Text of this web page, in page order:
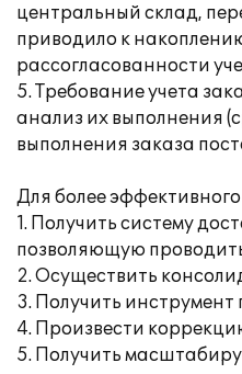
центральный склад,
приводило к
рассогласованности
5. Требование учета
анализ их выполнения
выполнения заказа
Для более
1. Получить систему
позволяющую
2. Осуществить
3. Получить
4. Произвести
5. Получить